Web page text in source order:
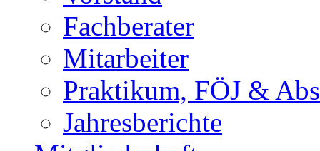
Fachberater
Mitarbeiter
Praktikum, FÖJ &
Jahresberichte